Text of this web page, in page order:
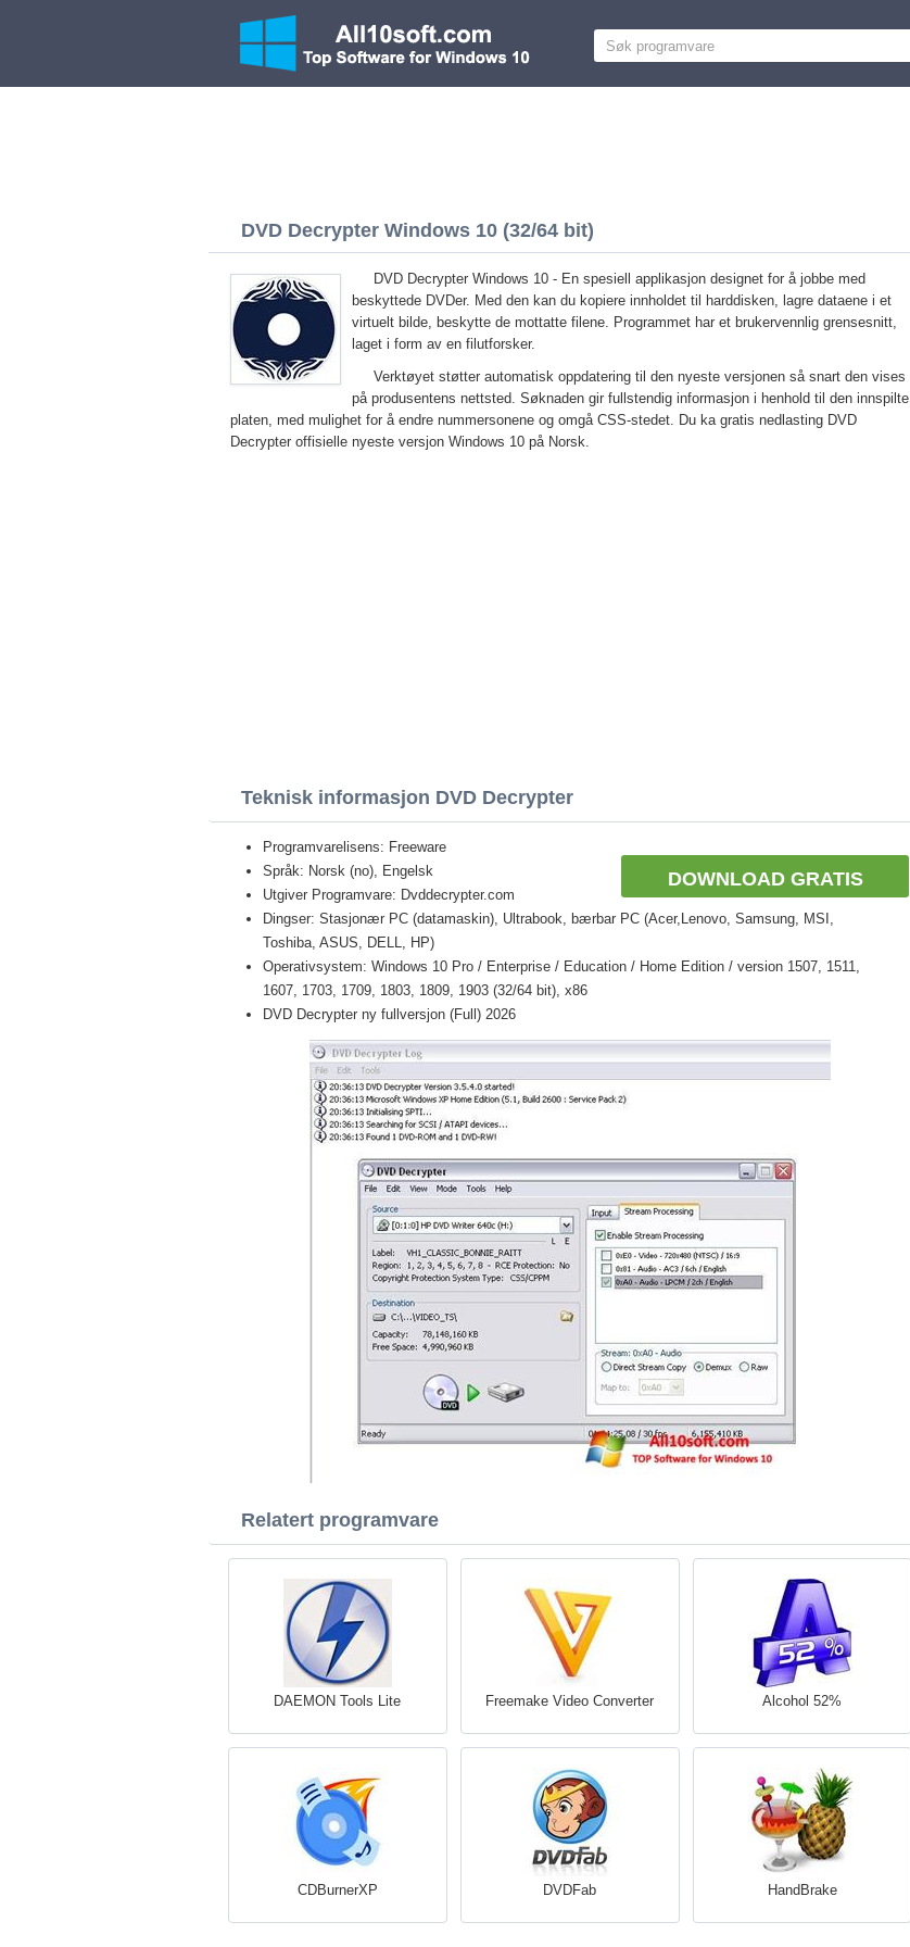
DVD Decrypter Windows 10 (32/64 bit)
DVD Decrypter Windows 10 - En spesiell applikasjon designet for å jobbe med
beskyttede DVDer. Med den kan du kopiere innholdet til harddisken, lagre dataene i et
virtuelt bilde, beskytte de mottatte filene. Programmet har et brukervennlig grensesnitt,
laget i form av en filutforsker.
Verktøyet støtter automatisk oppdatering til den nyeste versjonen så snart den vises
på produsentens nettsted. Søknaden gir fullstendig informasjon i henhold til den innspilte
platen, med mulighet for å endre nummersonene og omgå CSS-stedet. Du ka gratis nedlasting DVD
Decrypter offisielle nyeste versjon Windows 10 på Norsk.
Teknisk informasjon DVD Decrypter
DOWNLOAD GRATIS
Programvarelisens: Freeware
Språk: Norsk (no), Engelsk
Utgiver Programvare: Dvddecrypter.com
Dingser: Stasjonær PC (datamaskin), Ultrabook, bærbar PC (Acer,Lenovo, Samsung, MSI,
Toshiba, ASUS, DELL, HP)
Operativsystem: Windows 10 Pro / Enterprise / Education / Home Edition / version 1507, 1511,
1607, 1703, 1709, 1803, 1809, 1903 (32/64 bit), x86
DVD Decrypter ny fullversjon (Full) 2026
Relatert programvare
DAEMON Tools Lite Freemake Video Converter Alcohol 52%
CDBurnerXP DVDFab HandBrake